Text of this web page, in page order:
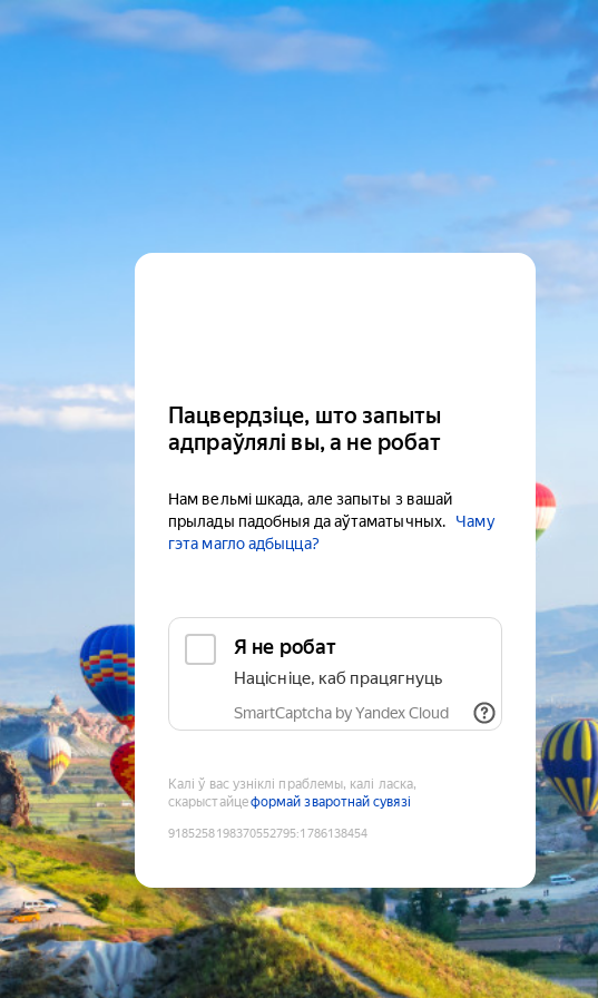
Пацвердзіце, што запыты
адпраўлялі вы, а не робат
Нам вельмі шкада, але запыты з вашай
прылады падобныя да аўтаматычных.
Чаму
гэта магло адбыцца?
Я не робат
Націсніце, каб працягнуць
SmartCaptcha by Yandex Cloud
Калі ў вас узніклі праблемы, калі ласка,
скарыстайцеформай зваротнай сувязі
9185258198370552795:1786138454